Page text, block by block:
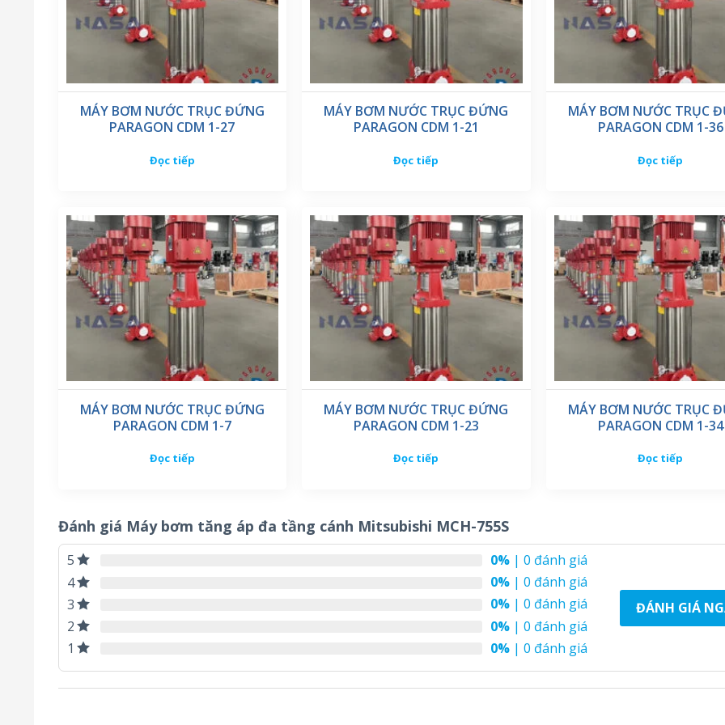
MÁY BƠM NƯỚC TRỤC ĐỨNG
PARAGON CDM 1-27
Đọc tiếp
MÁY BƠM NƯỚC TRỤC ĐỨNG
PARAGON CDM 1-21
Đọc tiếp
MÁY BƠM NƯỚC TRỤC
PARAGON CDM 1-36
Đọc tiếp
MÁY BƠM NƯỚC TRỤC ĐỨNG
PARAGON CDM 1-7
Đọc tiếp
MÁY BƠM NƯỚC TRỤC ĐỨNG
PARAGON CDM 1-23
Đọc tiếp
MÁY BƠM NƯỚC TRỤC
PARAGON CDM 1-34
Đọc tiếp
Đánh giá Máy bơm tăng áp đa tầng cánh Mitsubishi MCH-755S
5 0% | 0 đánh giá
4
0% | 0 đánh giá
3
0% | 0 đánh giá
2
0% | 0 đánh giá
1
0% | 0 đánh giá
ĐÁNH GIÁ